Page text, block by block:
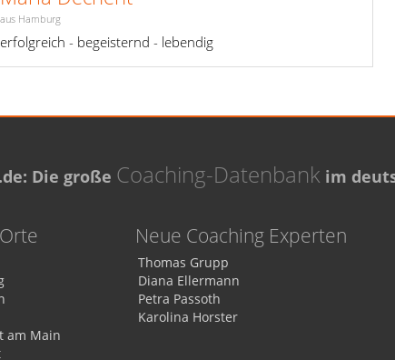
aus Hamburg
erfolgreich - begeisternd - lebendig
Die große Coaching-Datenbank im
am Main
Neue Coaching Experten
Thomas Grupp
Diana Ellermann
Petra Passoth
Karolina Horster